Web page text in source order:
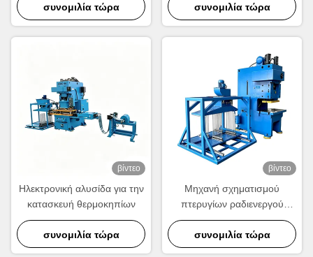
κυματοειδών πτερυγίων
αλουμινίου υψηλής
ταχύτητας
συνομιλία τώρα
συνομιλία τώρα
βίντεο
Ηλεκτρονική αλυσίδα για την
κατασκευή θερμοκηπίων
συνομιλία τώρα
βίντεο
Μηχανή σχηματισμού
πτερυγίων ραδιενεργού
θερμοκηπίου υψηλής
ταχύτητας 630KN για την
παραγωγή ραδιενεργού
συνομιλία τώρα